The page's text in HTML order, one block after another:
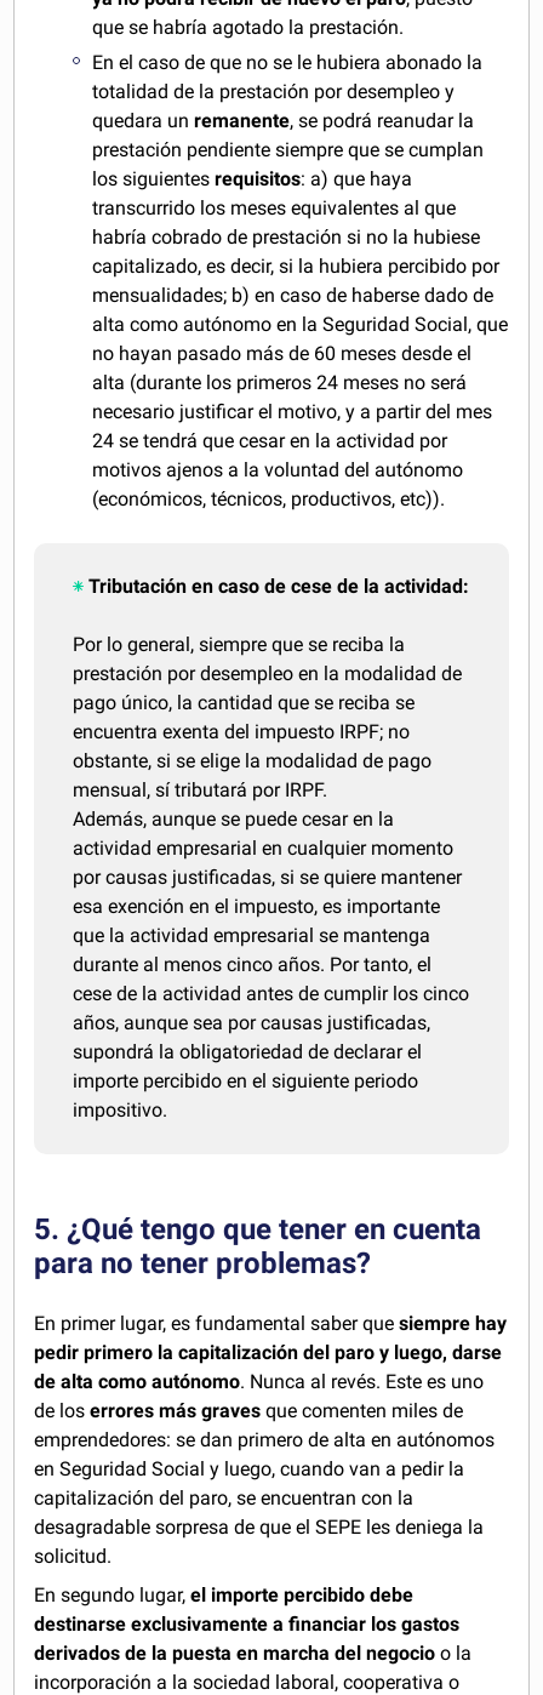
que se habría agotado la prestación.
En el caso de que no se le hubiera abonado la
totalidad de la prestación por desempleo y
quedara unremanente, se podrá reanudar la
prestación pendiente siempre que se cumplan
los siguientesrequisitos: a) que haya
transcurrido los meses equivalentes al que
habría cobrado de prestación si no la hubiese
capitalizado, es decir, si la hubiera percibido por
mensualidades; b) en caso de haberse dado de
alta como autónomo en la Seguridad Social, que
no hayan pasado más de 60 meses desde el
alta (durante los primeros 24 meses no será
necesario justificar el motivo, y a partir del mes
24 se tendrá que cesar en la actividad por
motivos ajenos a la voluntad del autónomo
(económicos, técnicos, productivos, etc)).
Tributación en caso de cese de la actividad:
Por lo general, siempre que se reciba la
prestación por desempleo en la modalidad de
pago único, la cantidad que se reciba se
encuentra exenta del impuesto IRPF; no
obstante, si se elige la modalidad de pago
mensual, sí tributará por IRPF.
Además, aunque se puede cesar en la
actividad empresarial en cualquier momento
por causas justificadas, si se quiere mantener
esa exención en el impuesto, es importante
que la actividad empresarial se mantenga
durante al menos cinco años. Por tanto, el
cese de la actividad antes de cumplir los cinco
años, aunque sea por causas justificadas,
supondrá la obligatoriedad de declarar el
importe percibido en el siguiente periodo
impositivo.
5. ¿Qué tengo que tener en cuenta
para no tener problemas?
En primer lugar, es fundamental saber quesiempre hay
pedir primero la capitalización del paro y luego, darse
de alta como autónomo. Nunca al revés. Este es uno
de loserrores más graves que comenten miles de
emprendedores: se dan primero de alta en autónomos
en Seguridad Social y luego, cuando van a pedir la
capitalización del paro, se encuentran con la
desagradable sorpresa de que el SEPE les deniega la
solicitud.
En segundo lugar,el importe percibido debe
destinarse exclusivamente a financiar los gastos
derivados de la puesta en marcha del negocio o la
incorporación a la sociedad laboral, cooperativa o